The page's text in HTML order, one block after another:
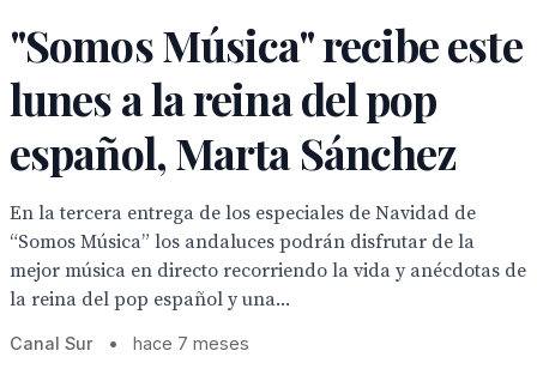
"Somos Música" recibe este
lunes a la reina del pop
español, Marta Sánchez
En la tercera entrega de los especiales de Navidad de
“Somos Música” los andaluces podrán disfrutar de la
mejor música en directo recorriendo la vida y anécdotas de
la reina del pop español y una...
Canal Sur • hace 7 meses